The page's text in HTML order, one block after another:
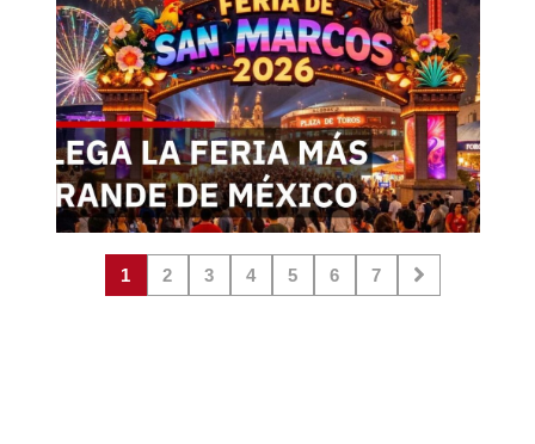
1 2 3 4 5 6 7